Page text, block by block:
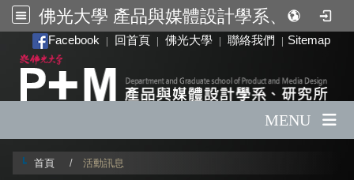
佛光大學 產品與媒體設計學系、研究所
Facebook 回首頁 佛光大學 聯絡我們 Sitemap
MENU
首頁 活動訊息